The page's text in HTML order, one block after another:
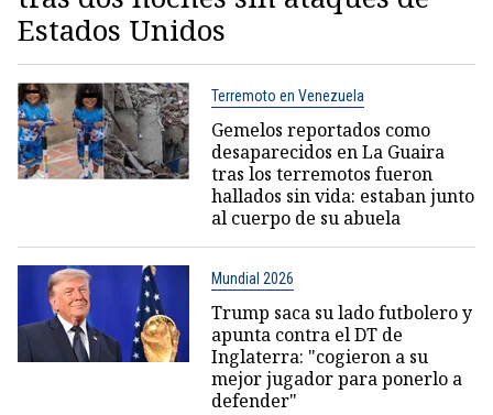
Estados Unidos
Terremoto en Venezuela
Gemelos reportados como
desaparecidos en La Guaira
tras los terremotos fueron
hallados sin vida: estaban junto
al cuerpo de su abuela
Mundial 2026
Trump saca su lado futbolero y
apunta contra el DT de
Inglaterra: "cogieron a su
mejor jugador para ponerlo a
defender"